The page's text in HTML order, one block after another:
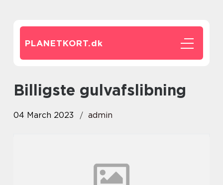
PLANETKORT.dk
billigste gulvafslibning
04 March 2023 admin